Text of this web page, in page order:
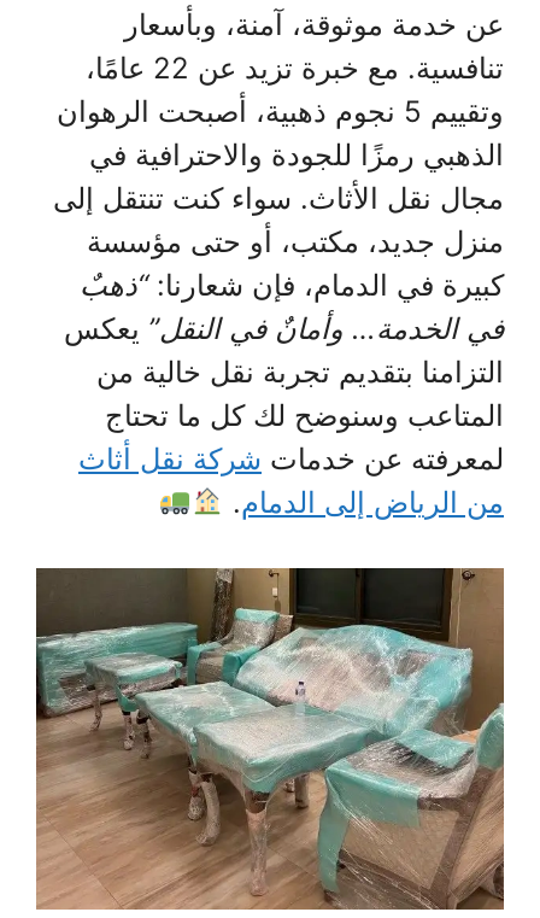
عن خدمة موثوقة، آمنة، وبأسعار
تنافسية. مع خبرة تزيد عن 22 عامًا،
وتقييم 5 نجوم ذهبية، أصبحت الرهوان
الذهبي رمزًا للجودة والاحترافية في
مجال نقل الأثاث. سواء كنت تنتقل إلى
منزل جديد، مكتب، أو حتى مؤسسة
كبيرة في الدمام، فإن شعارنا:“ذهبٌ
في الخدمة… وأمانٌ في النقل” يعكس
التزامنا بتقديم تجربة نقل خالية من
المتاعب وسنوضح لك كل ما تحتاج
لمعرفته عن خدمات شركة نقل أثاث
من الرياض إلى الدمام.